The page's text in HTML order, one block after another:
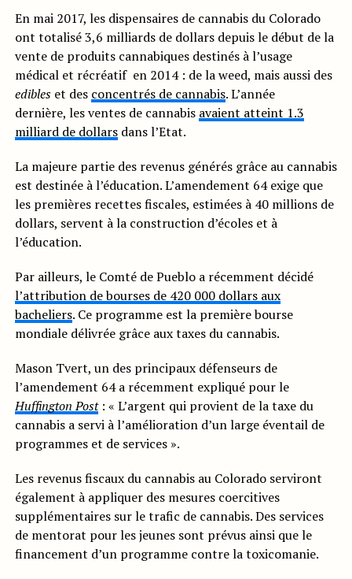
En mai 2017, les dispensaires de cannabis du Colorado
ont totalisé 3,6 milliards de dollars depuis le début de la
vente de produits cannabiques destinés à l’usage
médical et récréatif en 2014 : de la weed, mais aussi des
edibleset des concentrés de cannabis. L’année
dernière, les ventes de cannabis avaient atteint 1.3
milliard de dollarsdans l’Etat.
La majeure partie des revenus générés grâce au cannabis
est destinée à l’éducation. L’amendement 64 exige que
les premières recettes fiscales, estimées à 40 millions de
dollars, servent à la construction d’écoles et à
l’éducation.
Par ailleurs, le Comté de Pueblo a récemment décidé
l’attribution de bourses de 420 000 dollars aux
bacheliers. Ce programme est la première bourse
mondiale délivrée grâce aux taxes du cannabis.
Mason Tvert, un des principaux défenseurs de
l’amendement 64 a récemment expliqué pour le
Huffington Post: « L’argent qui provient de la taxe du
cannabis a servi à l’amélioration d’un large éventail de
programmes et de services ».
Les revenus fiscaux du cannabis au Colorado serviront
également à appliquer des mesures coercitives
supplémentaires sur le trafic de cannabis. Des services
de mentorat pour les jeunes sont prévus ainsi que le
financement d’un programme contre la toxicomanie.